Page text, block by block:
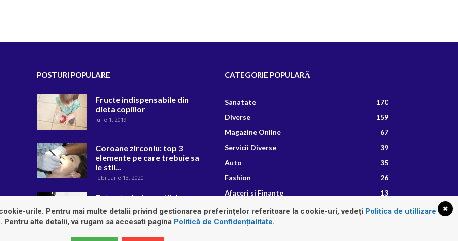
POSTURI POPULARE
Fructe indispensabile din
dieta copiilor
iulie 1, 2019
Coroane zirconiu: top 3
elemente pe care trebuie sa
le stii...
februarie 13, 2020
Tot ce trebuie sa stii despre
preeclampsia
CATEGORIE POPULARĂ
Sanatate
170
Diverse
159
Magazine Online
67
Servicii Diverse
39
Auto
35
Fashion
26
Afaceri si Finante
13
Retete Culinare
8
urile. Pentru mai multe detalii privind gestionarea preferințelor referitoare la cookie-uri, vedeți Politica de utillizare
. Pentru alte detalii, va rugam sa accesati pagina Politică de Confidențialitate.